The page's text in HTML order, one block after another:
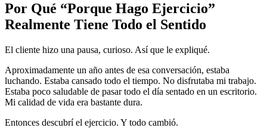
Por Qué “Porque Hago Ejercicio”
Realmente Tiene Todo el Sentido
El cliente hizo una pausa, curioso. Así que le expliqué.
Aproximadamente un año antes de esa conversación, estaba
luchando. Estaba cansado todo el tiempo. No disfrutaba mi trabajo.
Estaba poco saludable de pasar todo el día sentado en un escritorio.
Mi calidad de vida era bastante dura.
Entonces descubrí el ejercicio. Y todo cambió.